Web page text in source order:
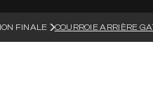
ÉLECTRICITÉ ET
FINALE COURROIE ARRIÈRE